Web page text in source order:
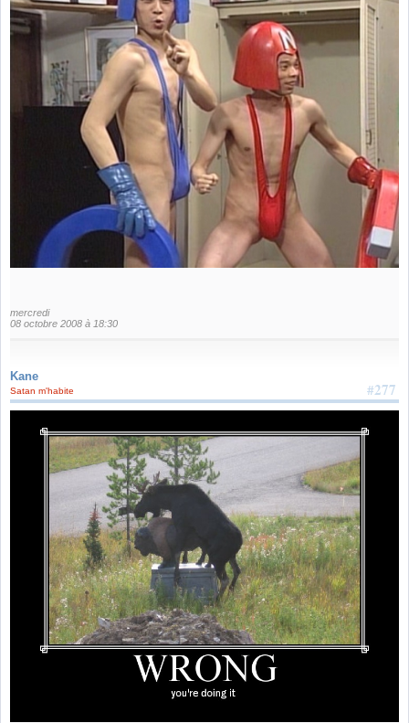
mercredi
08 octobre 2008 à 18:30
Kane
#277
Satan m'habite